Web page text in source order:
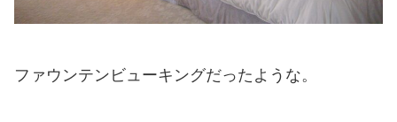
ファウンテンビューキングだったような。